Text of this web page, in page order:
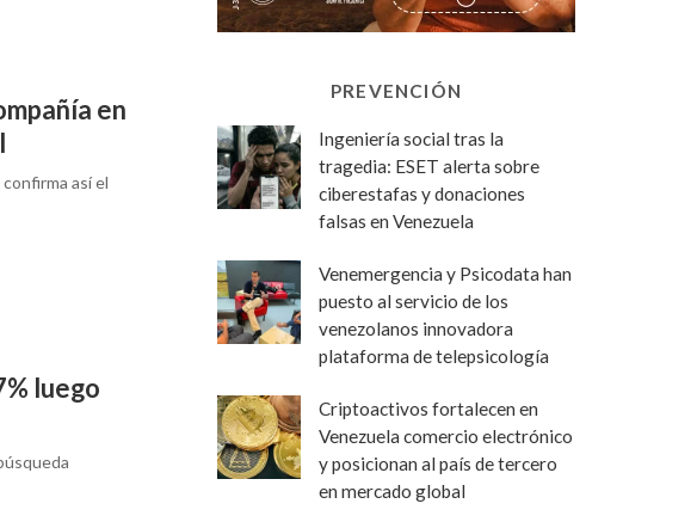
en
así el
luego
PREVENCIÓN
Ingeniería social tras la
tragedia: ESET alerta sobre
ciberestafas y donaciones
falsas en Venezuela
Venemergencia y Psicodata han
puesto al servicio de los
venezolanos innovadora
plataforma de telepsicología
Criptoactivos fortalecen en
Venezuela comercio electrónico
y posicionan al país de tercero
en mercado global